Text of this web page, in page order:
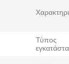
Τύπος